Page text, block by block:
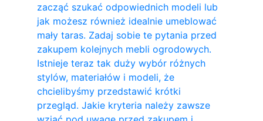
zacząć szukać odpowiednich modeli lub
jak możesz również idealnie umeblować
mały taras. Zadaj sobie te pytania przed
zakupem kolejnych mebli ogrodowych.
Istnieje teraz tak duży wybór różnych
stylów, materiałów i modeli, że
chcielibyśmy przedstawić krótki
przegląd. Jakie kryteria należy zawsze